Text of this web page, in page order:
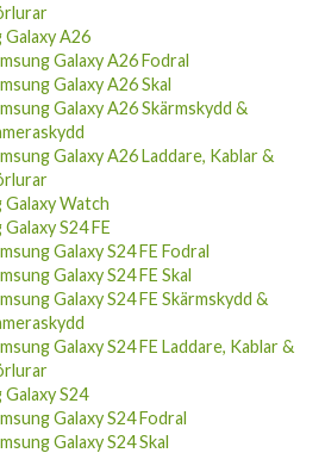
Galaxy A26
Galaxy A26 Fodral
Galaxy A26 Skal
Galaxy A26 Skärmskydd &
Galaxy A26 Laddare, Kablar &
Galaxy Watch
Galaxy S24 FE
Galaxy S24 FE Fodral
Galaxy S24 FE Skal
Galaxy S24 FE Skärmskydd &
Galaxy S24 FE Laddare, Kablar &
Galaxy S24
Galaxy S24 Fodral
Galaxy S24 Skal